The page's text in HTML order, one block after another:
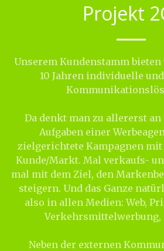
Projekt
Unserem Kundenstamm
10 Jahren individuelle
Da denkt man zu allererst
Aufgaben einer
zielgerichtete Kampagnen
Kunde/Markt. Mal verkaufs-
mal mit dem Ziel, den
steigern. Und das Ganze
also in allen Medien: Web,
Verkehrsmittelwerbung,
Neben der externen